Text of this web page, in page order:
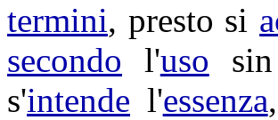
termini, presto si
secondo l'uso sin
s'intende l'essenza